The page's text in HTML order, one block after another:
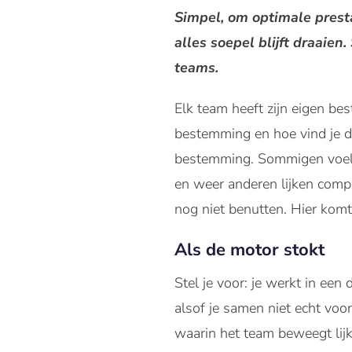
Simpel, om optimale
alles soepel blijft draaien.
teams.
Elk team heeft zijn eigen
bestemming en hoe vind je
bestemming. Sommigen
en weer anderen lijken
nog niet benutten. Hier
Als de motor stokt
Stel je voor: je werkt in een
alsof je samen niet echt
waarin het team beweegt